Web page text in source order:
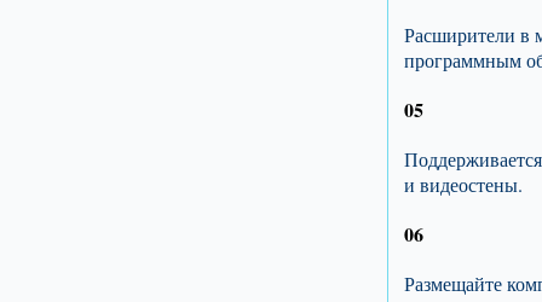
Расширители в
программным
05
и видеостены.
06
Размещайте